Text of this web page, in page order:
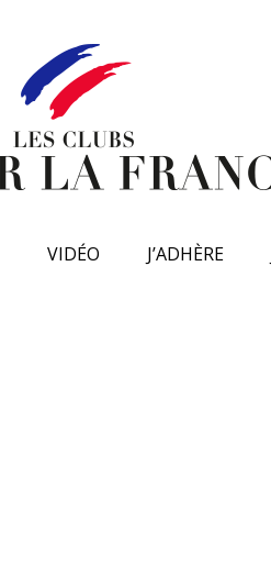
VIDÉO J’ADHÈRE